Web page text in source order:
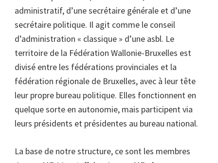
administratif, d’une secrétaire générale et d’une
secrétaire politique. Il agit comme le conseil
d’administration « classique » d’une asbl. Le
territoire de la Fédération Wallonie-Bruxelles est
divisé entre les fédérations provinciales et la
fédération régionale de Bruxelles, avec à leur tête
leur propre bureau politique. Elles fonctionnent en
quelque sorte en autonomie, mais participent via
leurs présidents et présidentes au bureau national.
La base de notre structure, ce sont les membres